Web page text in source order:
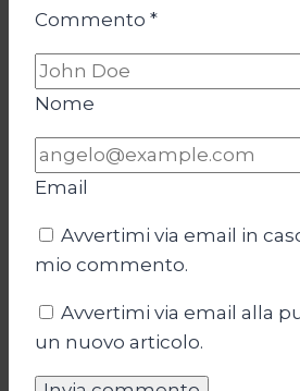
Commento *
Nome
Email
Avvertimi via email in
mio commento.
Avvertimi via email alla
un nuovo articolo.